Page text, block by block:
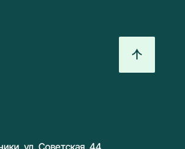
ул. Советская, 44